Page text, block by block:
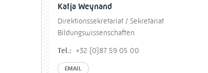
Katja Weynand
Direktionssekretariat / Sekretariat
Bildungswissenschaften
Tel.: +32 (0)87 59 05 00
EMAIL